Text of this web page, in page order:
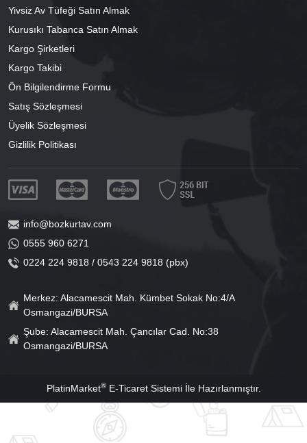
Yivsiz Av Tüfeği Satın Almak
Kurusıkı Tabanca Satın Almak
Kargo Şirketleri
Kargo Takibi
Ön Bilgilendirme Formu
Satış Sözleşmesi
Üyelik Sözleşmesi
Gizlilik Politikası
info@bozkurtav.com
0555 960 6271
0224 224 9818 / 0543 224 9818 (pbx)
Merkez: Alacamescit Mah. Kümbet Sokak No:4/A
Osmangazi/BURSA
Şube: Alacamescit Mah. Çancılar Cad. No:38
Osmangazi/BURSA
PlatinMarket®E-Ticaret Sistemiİle Hazırlanmıştır.